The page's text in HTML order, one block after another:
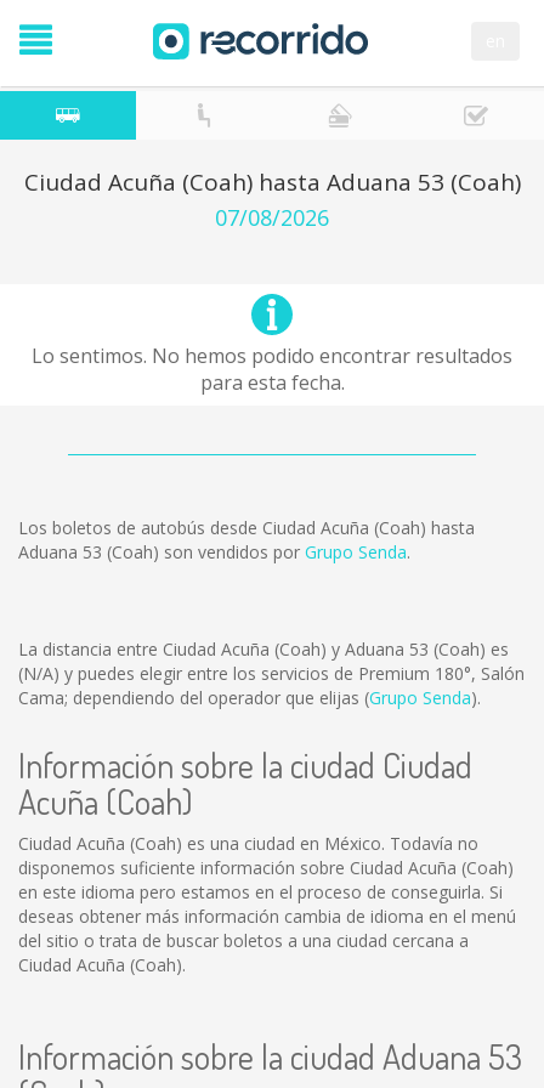
Ciudad Acuña (Coah) hasta Aduana 53 (Coah)
07/08/2026
Lo sentimos. No hemos podido encontrar resultados
para esta fecha.
Los boletos de autobús desde Ciudad Acuña (Coah) hasta
Aduana 53 (Coah) son vendidos por Grupo Senda.
La distancia entre Ciudad Acuña (Coah) y Aduana 53 (Coah) es
(N/A) y puedes elegir entre los servicios de Premium 180°, Salón
Cama; dependiendo del operador que elijas (Grupo Senda).
Información sobre la ciudad Ciudad
Acuña (Coah)
Ciudad Acuña (Coah) es una ciudad en México. Todavía no
disponemos suficiente información sobre Ciudad Acuña (Coah)
en este idioma pero estamos en el proceso de conseguirla. Si
deseas obtener más información cambia de idioma en el menú
del sitio o trata de buscar boletos a una ciudad cercana a
Ciudad Acuña (Coah).
Información sobre la ciudad Aduana 53